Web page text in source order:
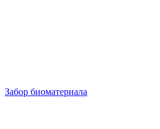
Забор биоматериала